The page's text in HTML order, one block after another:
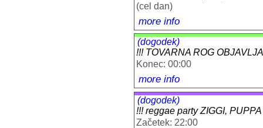
(cel dan)
more info
(dogodek)
!!! TOVARNA ROG
Konec: 00:00
more info
(dogodek)
!!! reggae party ZIGGI,
Začetek: 22:00